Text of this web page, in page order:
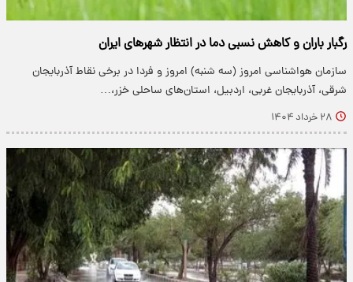
رگبار باران و کاهش نسبی دما در انتظار شهرهای ایران
سازمان هواشناسی امروز (سه شنبه) امروز و فردا در برخی نقاط آذربایجان
شرقی، آذربایجان غربی، اردبیل، استان‌های ساحلی خزر،…
۲۸ خرداد ۱۴۰۴